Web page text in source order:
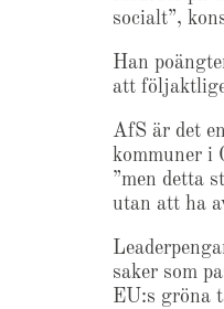
socialt”,
Han
att
AfS är det
kommuner i
”men detta
utan att ha
saker som
EU:s gröna